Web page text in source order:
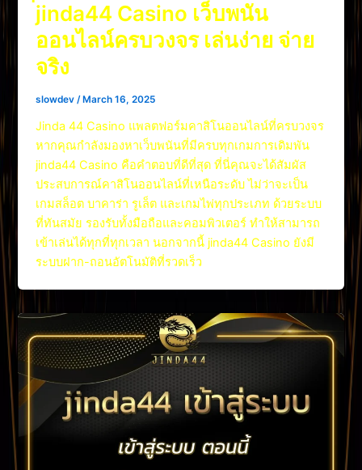
่jinda44 Casino เว็บพนัน
ออนไลน์ครบวงจร เล่นง่าย จ่าย
จริง
slowdev/March 16, 2025
Jinda 44 Casino แพลตฟอร์มคาสิโนออนไลน์ที่ครบวงจร
หากคุณกำลังมองหาเว็บพนันที่มีครบทุกเกมการเดิมพัน
jinda44 Casino คือคำตอบที่ดีที่สุด ที่นี่คุณจะได้สัมผัส
ประสบการณ์คาสิโนออนไลน์ที่เหนือระดับ ไม่ว่าจะเป็น
เกมสล็อต บาคาร่า รูเล็ต และเกมไพ่ทุกประเภท ด้วยระบบ
ที่ทันสมัย รองรับทั้งมือถือและคอมพิวเตอร์ ทำให้สามารถ
เข้าเล่นได้ทุกที่ทุกเวลา นอกจากนี้ jinda44 Casino ยังมี
ระบบฝาก-ถอนอัตโนมัติที่รวดเร็ว